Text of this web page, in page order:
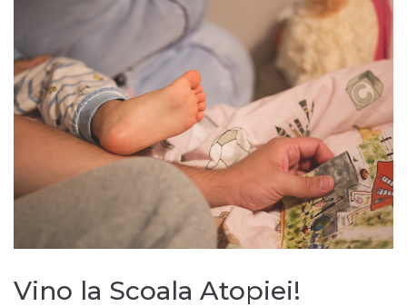
Vino la Scoala Atopiei!